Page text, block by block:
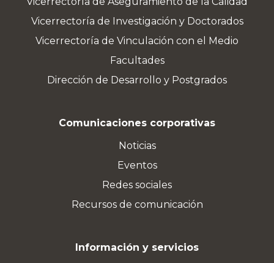
Vicerrectoría de Investigación y Doctorados
Vicerrectoría de Vinculación con el Medio
Facultades
Dirección de Desarrollo y Postgrados
Comunicaciones corporativas
Noticias
Eventos
Redes sociales
Recursos de comunicación
Información y servicios